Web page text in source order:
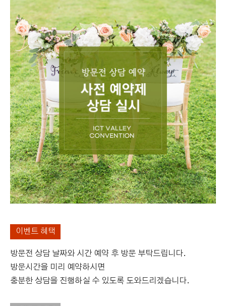
이벤트 혜택
방문전 상담 날짜와 시간 예약 후 방문 부탁드립니다.
방문시간을 미리 예약하시면
충분한 상담을 진행하실 수 있도록 도와드리겠습니다.